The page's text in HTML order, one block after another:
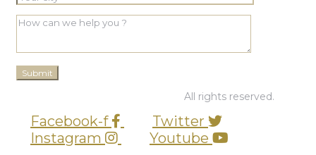
All rights reserved.
Facebook-f
Twitter
Instagram
Youtube